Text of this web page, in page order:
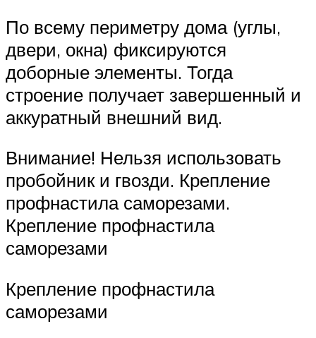
По всему периметру дома (углы,
двери, окна) фиксируются
доборные элементы. Тогда
строение получает завершенный и
аккуратный внешний вид.
Внимание! Нельзя использовать
пробойник и гвозди. Крепление
профнастила саморезами.
Крепление профнастила
саморезами
Крепление профнастила
саморезами